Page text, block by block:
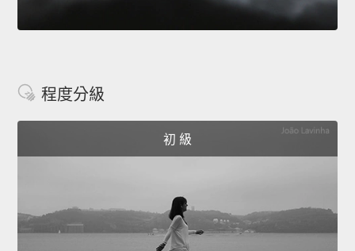
程度分級
初 級